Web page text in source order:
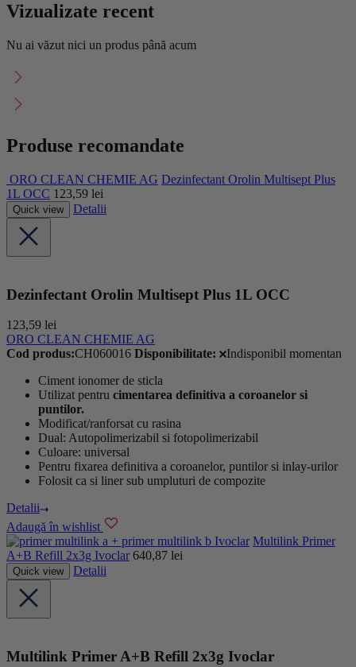
Vizualizate recent
Nu ai văzut nici un produs până acum
Produse recomandate
ORO CLEAN CHEMIE AG Dezinfectant Orolin Multisept Plus
1L OCC 123,59 lei
Quick view Detalii
Dezinfectant Orolin Multisept Plus 1L OCC
123,59 lei
ORO CLEAN CHEMIE AG
Cod produs:CH060016 Disponibilitate:
Indisponibil momentan
Ciment ionomer de sticla
Utilizat pentru cimentarea definitiva a coroanelor si
puntilor.
Modificat/ranforsat cu rasina
Dual: Autopolimerizabil si fotopolimerizabil
Culoare: universal
Pentru fixarea definitiva a coroanelor, puntilor si inlay-urilor
Folosit ca si liner sub umpluturi de compozite
Detalii
Adaugă în wishlist
Ivoclar Multilink Primer
A+B Refill 2x3g Ivoclar 640,87 lei
Quick view Detalii
Multilink Primer A+B Refill 2x3g Ivoclar